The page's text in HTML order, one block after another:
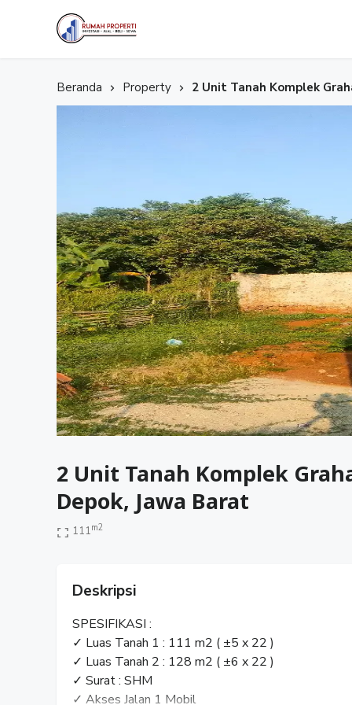
Beranda Property 2 Unit Tanah Komplek
2 Unit Tanah Komplek
Depok, Jawa Barat
111m2
Deskripsi
SPESIFIKASI :
✓ Luas Tanah 1 : 111 m2 ( ±5 x 22 )
✓ Luas Tanah 2 : 128 m2 ( ±6 x 22 )
✓ Surat : SHM
✓ Akses Jalan 1 Mobil